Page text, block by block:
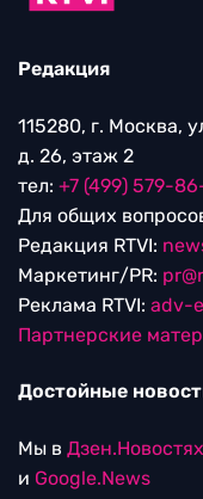
Редакция
115280, г. Москва,
д. 26, этаж 2
тел: +7 (499) 579-
Для общих
Редакция RTVI:
Маркетинг/PR:
Реклама RTVI: adv-
Партнерские
Достойные
Мы в Дзен.Новостях
и Google.News